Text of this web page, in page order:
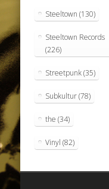
Steeltown (130)
Steeltown Records
(226)
Streetpunk(35)
Subkultur(78)
the (34)
Vinyl (82)